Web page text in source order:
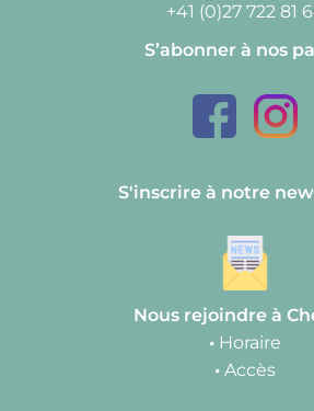
+41 (0)27 722 81
S’abonner à nos
S'inscrire à notre
Nous rejoindre à
• Horaire
• Accès